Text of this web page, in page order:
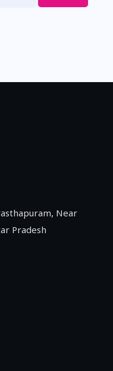
डेवलपमेंट का
Near
Pradesh